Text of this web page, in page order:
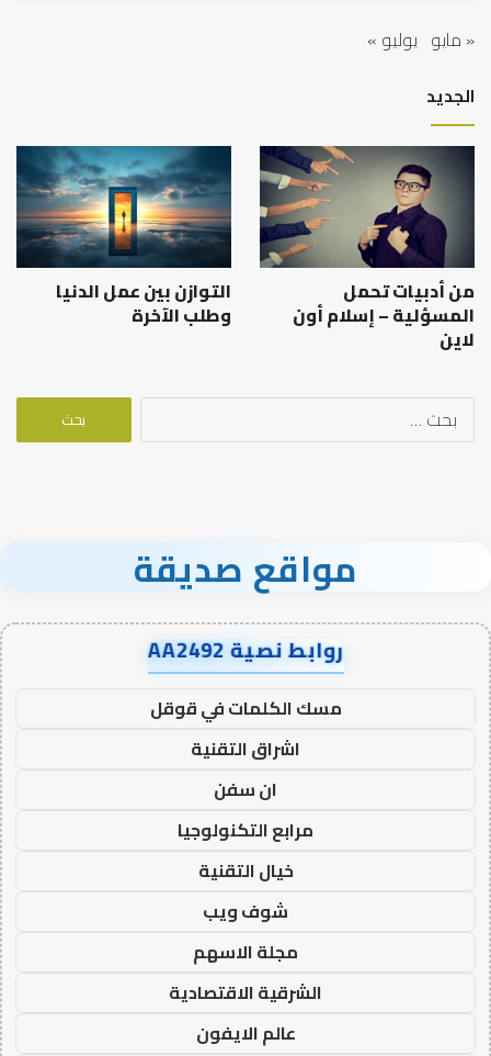
« مايو يوليو »
الجديد
من أدبيات تحمل
المسؤلية – إسلام أون
لاين
التوازن بين عمل الدنيا
وطلب الآخرة
البحث
مواقع صديقة
روابط نصية AA2492
مسك الكلمات في قوقل
اشراق التقنية
ان سفن
مرابع التكنولوجيا
خيال التقنية
شوف ويب
مجلة الاسهم
الشرقية الاقتصادية
عالم الايفون